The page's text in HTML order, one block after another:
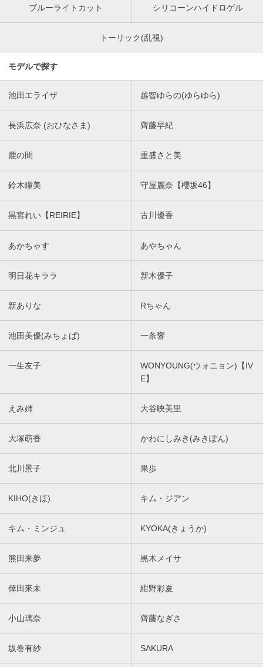
ブルーライトカット シリコーンハイドロゲル
トーリック(乱視)
モデルで探す
池田エライザ 越智ゆらの(ゆらゆら)
長浜広奈 (おひなさま) 齊藤早紀
鹿の間 重盛さと美
鈴木瞳美 守屋麗奈【櫻坂46】
黒宮れい【REIRIE】 古川優香
あかちゃす あやちゃん
明日花キララ 新木優子
新ありな Rちゃん
池田美優(みちょぱ) 一条響
一生友子
WONYOUNG(ウォニョン)【IV
E】
えみ姉 大谷映美里
大塚萌香 かわにしみき(みきぽん)
北川景子 果歩
KIHO(きほ) キム・ジアン
キム・ミンジュ KYOKA(きょうか)
熊田来夢 黒木メイサ
倖田來未 紺野彩夏
小山璃奈 齊藤なぎさ
坂巻有紗 SAKURA